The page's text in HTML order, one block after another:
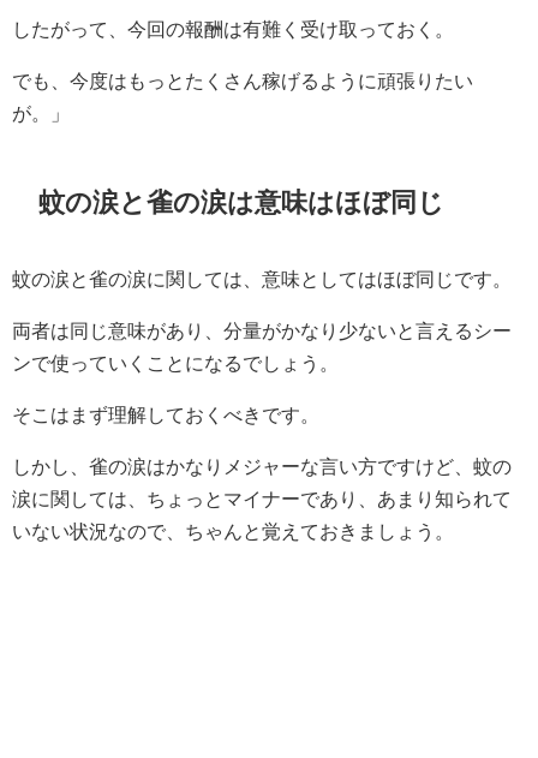
したがって、今回の報酬は有難く受け取っておく。
でも、今度はもっとたくさん稼げるように頑張りたい
が。」
蚊の涙と雀の涙は意味はほぼ同じ
蚊の涙と雀の涙に関しては、意味としてはほぼ同じです。
両者は同じ意味があり、分量がかなり少ないと言えるシー
ンで使っていくことになるでしょう。
そこはまず理解しておくべきです。
しかし、雀の涙はかなりメジャーな言い方ですけど、蚊の
涙に関しては、ちょっとマイナーであり、あまり知られて
いない状況なので、ちゃんと覚えておきましょう。